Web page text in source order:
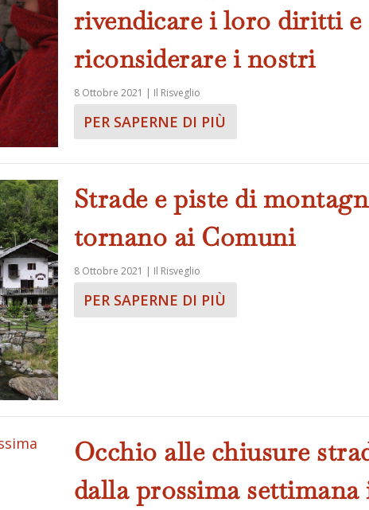
rivendicare i loro diritti e
riconsiderare i nostri
8 Ottobre 2021 | Il Risveglio
PER SAPERNE DI PIÙ
Strade e piste di
tornano ai Comuni
8 Ottobre 2021 | Il Risveglio
PER SAPERNE DI PIÙ
Occhio alle chiusure
dalla prossima settimana